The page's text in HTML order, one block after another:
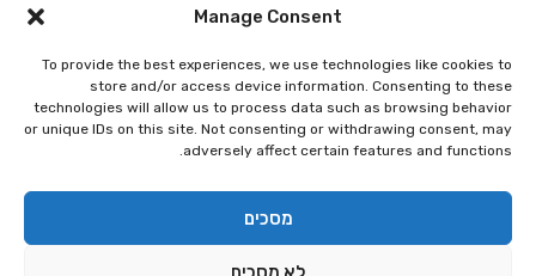
Manage Consent
To provide the best experiences, we use technologies like cookies to
store and/or access device information. Consenting to these
technologies will allow us to process data such as browsing behavior
or unique IDs on this site. Not consenting or withdrawing consent, may
adversely affect certain features and functions.
מסכים